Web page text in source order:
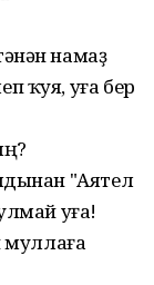
намаҙ
ҡуя, уға бер
"Аятел
уға!
муллаға